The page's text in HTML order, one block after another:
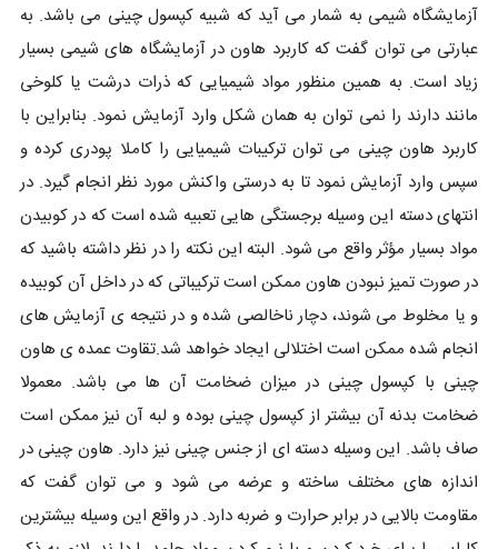
آزمایشگاه شیمی به شمار می آید که شبیه کپسول چینی می باشد. به
عبارتی می توان گفت که کاربرد هاون در آزمایشگاه های شیمی بسیار
زیاد است. به همین منظور مواد شیمیایی که ذرات درشت یا کلوخی
مانند دارند را نمی توان به همان شکل وارد آزمایش نمود. بنابراین با
کاربرد هاون چینی می توان ترکیبات شیمیایی را کاملا پودری کرده و
سپس وارد آزمایش نمود تا به درستی واکنش مورد نظر انجام گیرد. در
انتهای دسته این وسیله برجستگی هایی تعبیه شده است که در کوبیدن
مواد بسیار مؤثر واقع می شود. البته این نکته را در نظر داشته باشید که
در صورت تمیز نبودن هاون ممکن است ترکیباتی که در داخل آن کوبیده
و یا مخلوط می شوند، دچار ناخالصی شده و در نتیجه ی آزمایش های
انجام شده ممکن است اختلالی ایجاد خواهد شد.تقاوت عمده ی هاون
چینی با کپسول چینی در میزان ضخامت آن ها می باشد. معمولا
ضخامت بدنه آن بیشتر از کپسول چینی بوده و لبه آن نیز ممکن است
صاف باشد. این وسیله دسته ای از جنس چینی نیز دارد. هاون چینی در
اندازه ‌های مختلف ساخته و عرضه می ‌شود و می توان گفت که
مقاومت بالایی در برابر حرارت و ضربه دارد. در واقع این وسیله بیشترین